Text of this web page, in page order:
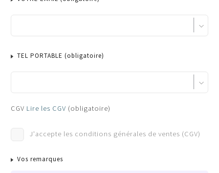
TEL PORTABLE(obligatoire)
Pass Sanitaire
Cochez cette case si TOUS les participants auront un
CGV Lire les CGV (obligatoire)
J'accepte les conditions générales de ventes (CGV)
Vos remarques